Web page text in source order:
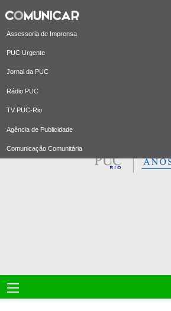
Assessoria de Imprensa
PUC Urgente
Jornal da PUC
Rádio PUC
TV PUC-Rio
Agência de Publicidade
Comunicação Comunitária